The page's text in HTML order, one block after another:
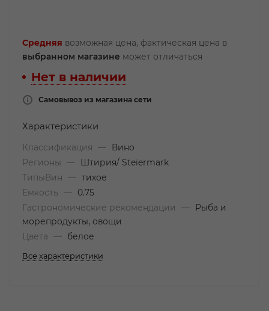
Средняя возможная цена, фактическая цена в
выбранном магазине может отличаться
Нет в наличии
Самовывоз из магазина сети
Характеристики
Классификация —
Вино
Регионы
—
Штирия/ Steiermark
ТипыВин
— тихое
Емкость
—
0.75
Гастрономические рекомендации
—
Рыба и
морепродукты, овощи
Цвета
— белое
Все характеристики